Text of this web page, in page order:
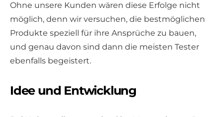
Ohne unsere Kunden wären diese Erfolge nicht
möglich, denn wir versuchen, die bestmöglichen
Produkte speziell für ihre Ansprüche zu bauen,
und genau davon sind dann die meisten Tester
ebenfalls begeistert.
Idee und Entwicklung